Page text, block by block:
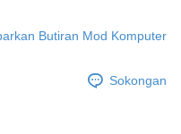
Butiran Mod Komputer
Sokongan